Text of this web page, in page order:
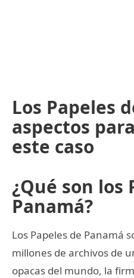
Los Papeles
aspectos
este caso
¿Qué son los
Panamá?
Los Papeles de Panamá
millones de archivos de
opacas del mundo, la